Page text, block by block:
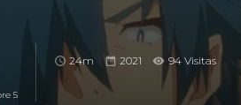
5
24m 2021 94 Visitas